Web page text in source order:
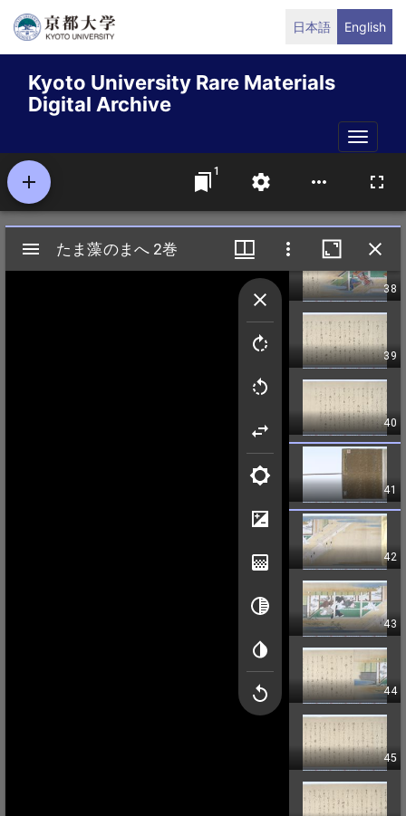
Skip
content
日本語 English
Kyoto University Rare Materials
Digital Archive
Toggle